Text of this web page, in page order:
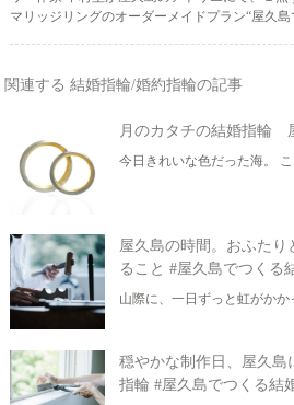
マリッジリングのオーダーメイドプラン“屋久島
関連する 結婚指輪/婚約指輪の記事
月のカタチの結婚指輪
今日きれいな色だった海。
屋久島の時間。おふたり
ること #屋久島でつくる
山際に、一日ずっと虹がかか
穏やかな制作日、屋久島
指輪 #屋久島でつくる結